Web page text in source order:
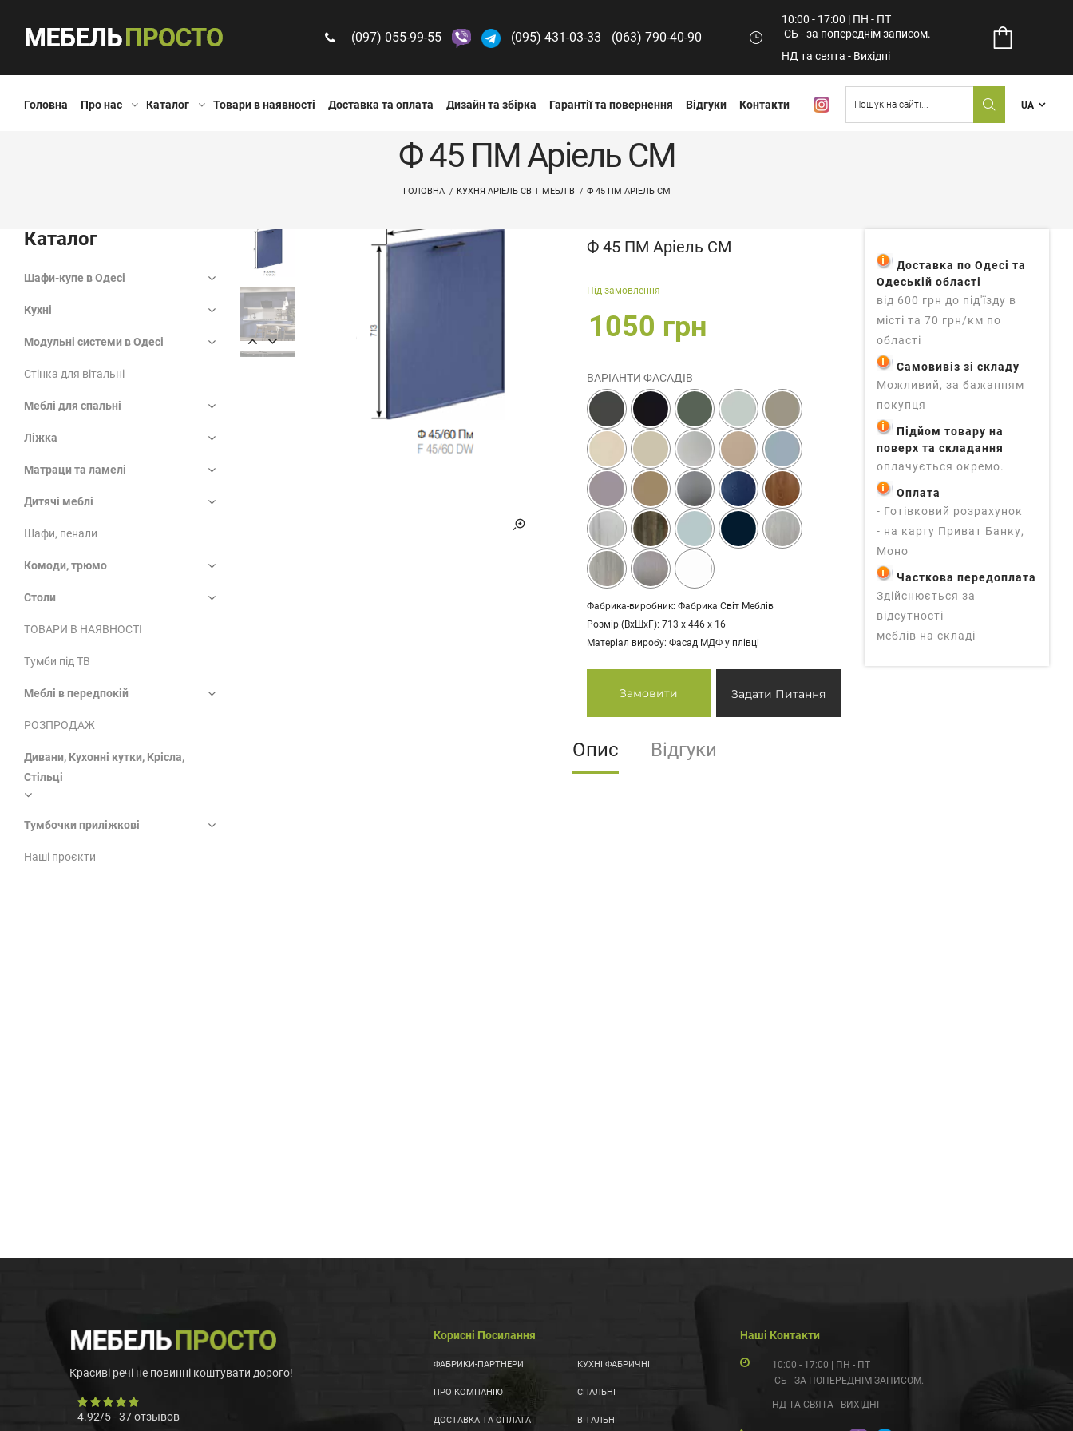
(097) 055-99-55 (095) 431-03-33 (063) 790-40-90
10:00 - 17:00 | ПН - ПТ
СБ - за попереднім записом.
НД та свята - Вихідні
Головна Про нас Каталог Товари в наявності Доставка та оплата Дизайн та збірка Гарантії та повернення Відгуки Контакти UA
Ф 45 ПМ Аріель СМ
ГОЛОВНА КУХНЯ АРІЕЛЬ СВІТ МЕБЛІВ Ф 45 ПМ АРІЕЛЬ СМ
Ф 45 ПМ Аріель СМ
Під замовлення
1050 грн
ВАРІАНТИ ФАСАДІВ
Фабрика-виробник: Фабрика Світ Меблів
Розмір (ВхШхГ): 713 х 446 х 16
Матеріал виробу: Фасад МДФ у плівці
Замовити Задати Питання
Доставка по Одесі та
Одеській області
від 600 грн до під'їзду в
місті та 70 грн/км по
області
Самовивіз зі складу
Можливий, за бажанням
покупця
Підйом товару на
поверх та складання
оплачується окремо.
Оплата
- Готівковий розрахунок
- на карту Приват Банку,
Моно
Часткова передоплата
Здійснюється за
відсутності
меблів на складі
Опис Відгуки
Каталог
Шафи-купе в Одесі
Кухні
Модульні системи в Одесі
Стінка для вітальні
Меблі для спальні
Ліжка
Матраци та ламелі
Дитячі меблі
Шафи, пенали
Комоди, трюмо
Столи
ТОВАРИ В НАЯВНОСТІ
Тумби під ТВ
Меблі в передпокій
РОЗПРОДАЖ
Дивани, Кухонні кутки, Крісла,
Стільці
Тумбочки приліжкові
Наші проєкти
Красиві речі не повинні коштувати дорого!
4.92/5-37отзывов
Корисні Посилання
ФАБРИКИ-ПАРТНЕРИ
ПРО КОМПАНІЮ
ДОСТАВКА ТА ОПЛАТА
КУХНІ ФАБРИЧНІ
СПАЛЬНІ
ВІТАЛЬНІ
Наші Контакти
10:00 - 17:00 | ПН - ПТ
СБ - ЗА ПОПЕРЕДНІМ ЗАПИСОМ.
НД ТА СВЯТА - ВИХІДНІ